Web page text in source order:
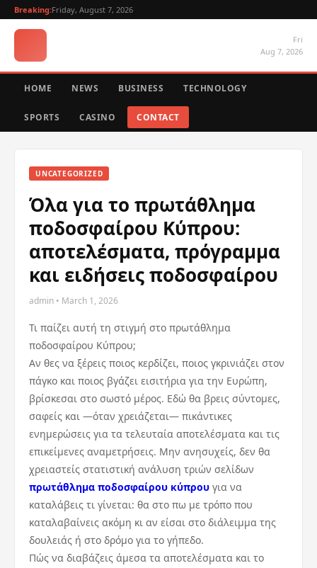
Breaking:Friday, August 7, 2026
Fri
Aug 7, 2026
HOME NEWS BUSINESS TECHNOLOGY
SPORTS CASINO CONTACT
UNCATEGORIZED
Όλα για το πρωτάθλημα
ποδοσφαίρου Κύπρου:
αποτελέσματα, πρόγραμμα
και ειδήσεις ποδοσφαίρου
admin • March 1, 2026
Τι παίζει αυτή τη στιγμή στο πρωτάθλημα
ποδοσφαίρου Κύπρου;
Αν θες να ξέρεις ποιος κερδίζει, ποιος γκρινιάζει στον
πάγκο και ποιος βγάζει εισιτήρια για την Ευρώπη,
βρίσκεσαι στο σωστό μέρος. Εδώ θα βρεις σύντομες,
σαφείς και —όταν χρειάζεται— πικάντικες
ενημερώσεις για τα τελευταία αποτελέσματα και τις
επικείμενες αναμετρήσεις. Μην ανησυχείς, δεν θα
χρειαστείς στατιστική ανάλυση τριών σελίδων
πρωτάθλημα ποδοσφαίρου κύπρου για να
καταλάβεις τι γίνεται: θα στο πω με τρόπο που
καταλαβαίνεις ακόμη κι αν είσαι στο διάλειμμα της
δουλειάς ή στο δρόμο για το γήπεδο.
Πώς να διαβάζεις άμεσα τα αποτελέσματα και το